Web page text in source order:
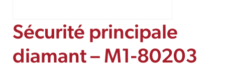
Sécurité principale
diamant – M1-80203